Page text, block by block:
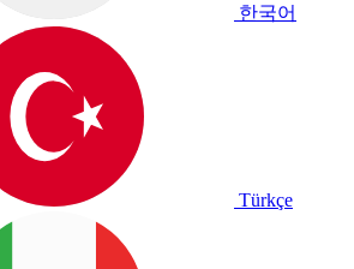
한국어
Türkçe